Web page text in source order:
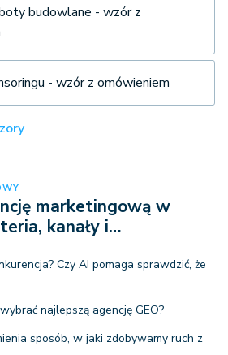
budowlane - wzór z
- wzór z omówieniem
marketingową w
kanały i…
Czy AI pomaga sprawdzić, że
najlepszą agencję GEO?
sposób, w jaki zdobywamy ruch z